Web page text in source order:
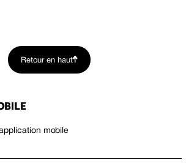
Retour en haut
mobile